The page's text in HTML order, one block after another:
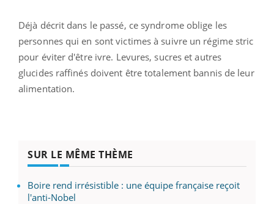
Déjà décrit dans le passé, ce syndrome oblige les
personnes qui en sont victimes à suivre un régime stric
pour éviter d'être ivre. Levures, sucres et autres
glucides raffinés doivent être totalement bannis de leur
alimentation.
SUR LE MÊME THÈME
Boire rend irrésistible : une équipe française reçoit
l'anti-Nobel